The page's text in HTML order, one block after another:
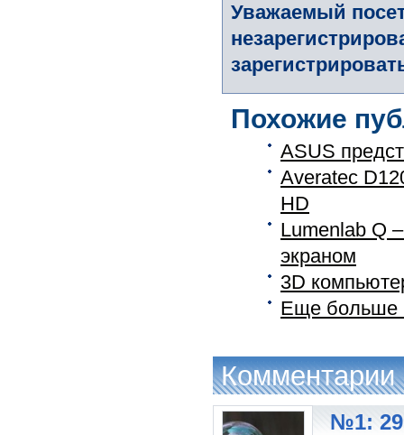
Уважаемый
Похожие
ASUS
Averatec
HD
Lumenlab Q
экраном
3D
Еще больше
Комментарии
№1: 29